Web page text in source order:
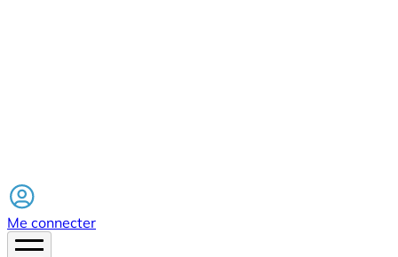
Me connecter